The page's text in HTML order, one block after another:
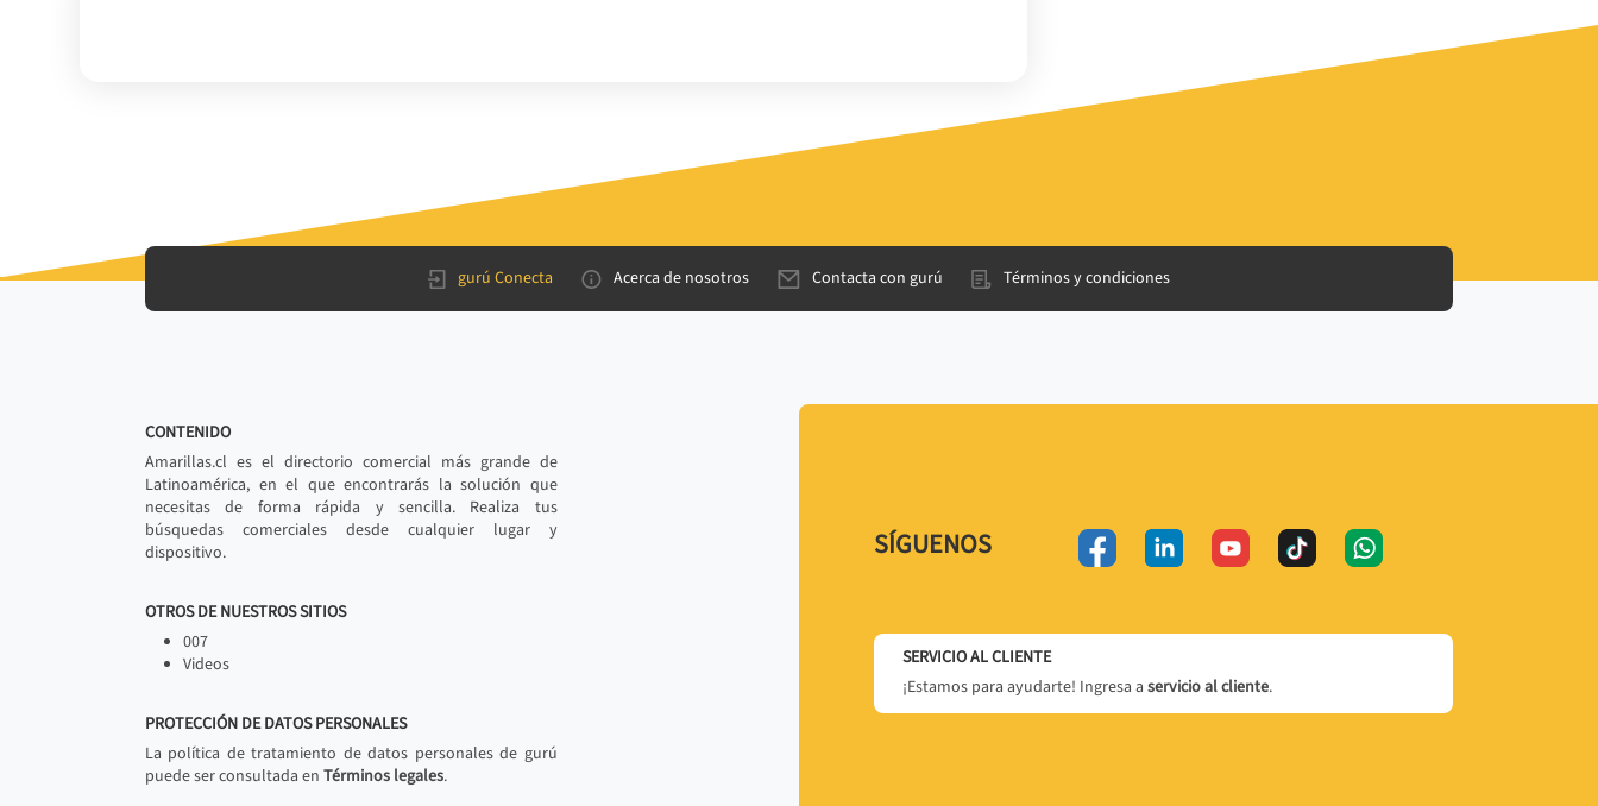
gurú Conecta Acerca de nosotros Contacta con gurú Términos y condiciones
CONTENIDO
Amarillas.cl es el directorio comercial más grande de
Latinoamérica, en el que encontrarás la solución que
necesitas de forma rápida y sencilla. Realiza tus
búsquedas comerciales desde cualquier lugar y
dispositivo.
OTROS DE NUESTROS SITIOS
007
Videos
PROTECCIÓN DE DATOS PERSONALES
La política de tratamiento de datos personales de gurú
puede ser consultada en Términos legales.
SÍGUENOS
SERVICIO AL CLIENTE
¡Estamos para ayudarte! Ingresa a servicio al cliente.